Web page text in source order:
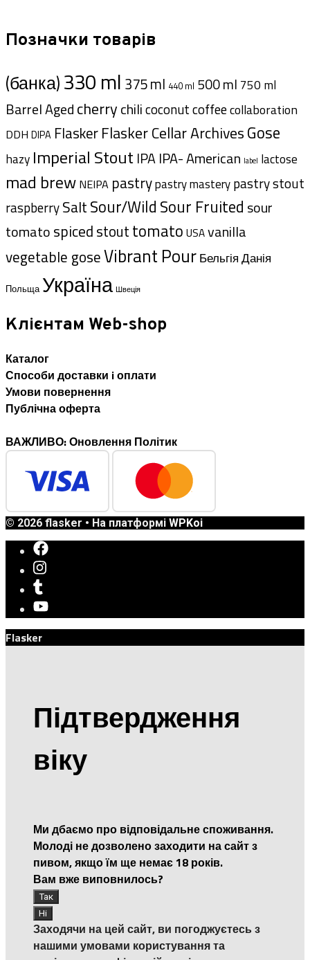
Позначки товарів
(банка)330 ml 375 ml 440 ml 500 ml 750 ml
Barrel Agedcherrychilicoconutcoffeecollaboration
DDH DIPA FlaskerFlasker Cellar ArchivesGose
hazy Imperial Stout IPA IPA- American label lactose
mad brew NEIPA pastrypastry masterypastry stout
raspberrySaltSour/Wild Sour Fruited sour
tomatospicedstouttomato USAvanilla
vegetable goseVibrant PourБельгіяДанія
Польща Україна Швеція
Клієнтам Web-shop
Каталог
Способи доставки i оплати
Умови повернення
Публічна оферта
ВАЖЛИВО: Оновлення Політик
© 2026 flasker • На платформі WPKoi
Flasker
Підтвердження
віку
Ми дбаємо про відповідальне споживання.
Молоді не дозволено заходити на сайт з
пивом, якщо їм ще немає 18 років.
Вам вже виповнилось?
Заходячи на цей сайт, ви погоджуєтесь з
нашими умовами користування та